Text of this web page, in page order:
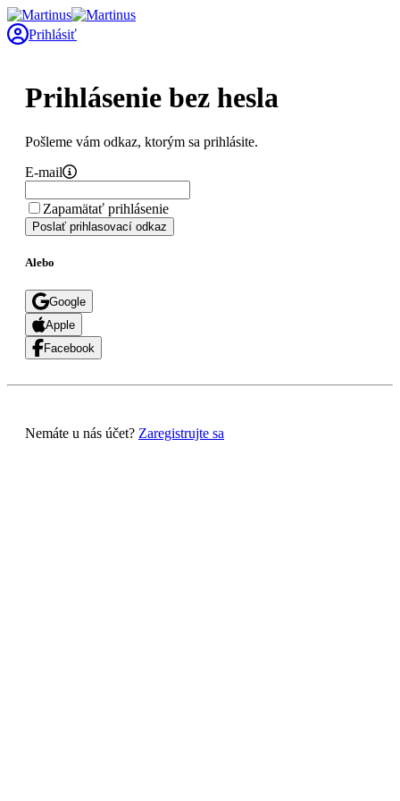
Prihlásiť
Prihlásenie bez hesla
Pošleme vám odkaz, ktorým sa prihlásite.
E-mail
Zapamätať prihlásenie
Poslať prihlasovací odkaz
Alebo
Google
Apple
Facebook
Nemáte u nás účet? Zaregistrujte sa